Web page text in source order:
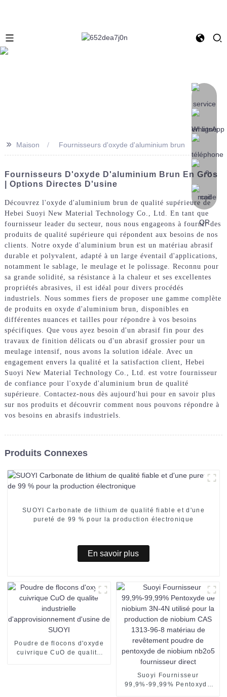
>> Maison Fournisseurs d'oxyde d'aluminium brun
Fournisseurs D'oxyde D'aluminium Brun En Gros
| Options Directes D'usine
Découvrez l'oxyde d'aluminium brun de qualité supérieure de
Hebei Suoyi New Material Technology Co., Ltd. En tant que
fournisseur leader du secteur, nous nous engageons à fournir des
produits de qualité supérieure qui répondent aux besoins de nos
clients. Notre oxyde d'aluminium brun est un matériau abrasif
durable et polyvalent, adapté à un large éventail d'applications,
notamment le sablage, le meulage et le polissage. Reconnu pour
sa grande solidité, sa résistance à la chaleur et ses excellentes
propriétés abrasives, il est idéal pour divers procédés
industriels. Nous sommes fiers de proposer une gamme complète
de produits en oxyde d'aluminium brun, disponibles en
différentes nuances et tailles pour répondre à vos besoins
spécifiques. Que vous ayez besoin d'un abrasif fin pour des
travaux de finition délicats ou d'un abrasif grossier pour un
meulage intensif, nous avons la solution idéale. Avec un
engagement envers la qualité et la satisfaction client, Hebei
Suoyi New Material Technology Co., Ltd. est votre fournisseur
de confiance pour l'oxyde d'aluminium brun de qualité
supérieure. Contactez-nous dès aujourd'hui pour en savoir plus
sur nos produits et découvrir comment nous pouvons répondre à
vos besoins en abrasifs industriels.
Produits Connexes
SUOYI Carbonate de lithium de qualité fiable et d'une
pureté de 99 % pour la production électronique
En savoir plus
Poudre de flocons d'oxyde
cuivrique CuO de qualité
Suoyi Fournisseur
99,9%-99,99% Pentoxyde